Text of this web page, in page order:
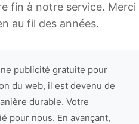
fin à notre service. Merci
au fil des années.
publicité gratuite pour
du web, il est devenu de
durable. Votre
pour nous. En avançant,